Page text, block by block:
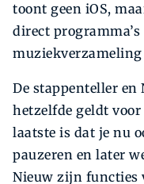
toont geen iOS,
direct
muziekverzameling
De stappenteller
hetzelfde geldt
laatste is dat je nu
pauzeren en later
Nieuw zijn functies